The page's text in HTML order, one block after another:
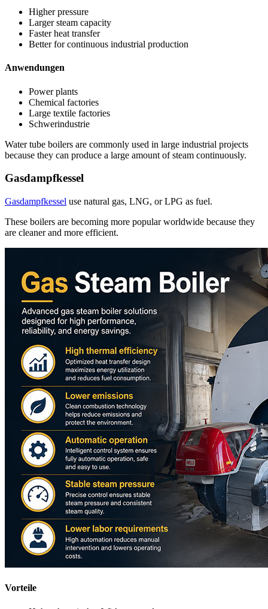
Higher pressure
Larger steam capacity
Faster heat transfer
Better for continuous industrial production
Anwendungen
Power plants
Chemical factories
Large textile factories
Schwerindustrie
Water tube boilers are commonly used in large industrial projects
because they can produce a large amount of steam continuously.
Gasdampfkessel
Gasdampfkessel use natural gas, LNG, or LPG as fuel.
These boilers are becoming more popular worldwide because they
are cleaner and more efficient.
Vorteile